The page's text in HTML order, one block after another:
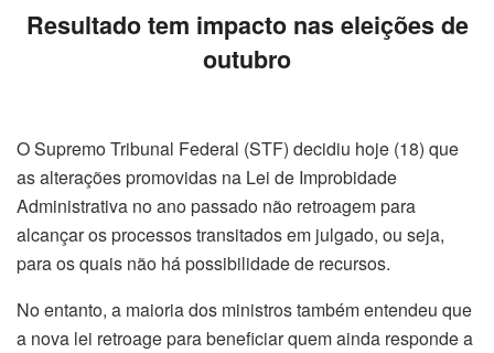
Resultado tem impacto nas eleições de
outubro
O Supremo Tribunal Federal (STF) decidiu hoje (18) que
as alterações promovidas na Lei de Improbidade
Administrativa no ano passado não retroagem para
alcançar os processos transitados em julgado, ou seja,
para os quais não há possibilidade de recursos.
No entanto, a maioria dos ministros também entendeu que
a nova lei retroage para beneficiar quem ainda responde a